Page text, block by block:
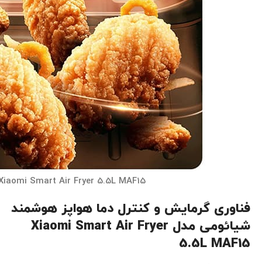
Smart Air Fryer 5.5L MAF15
فناوری گرمایش و کنترل دما هواپز هوشمند
شیائومی مدل Xiaomi Smart Air Fryer
5.5L MAF15